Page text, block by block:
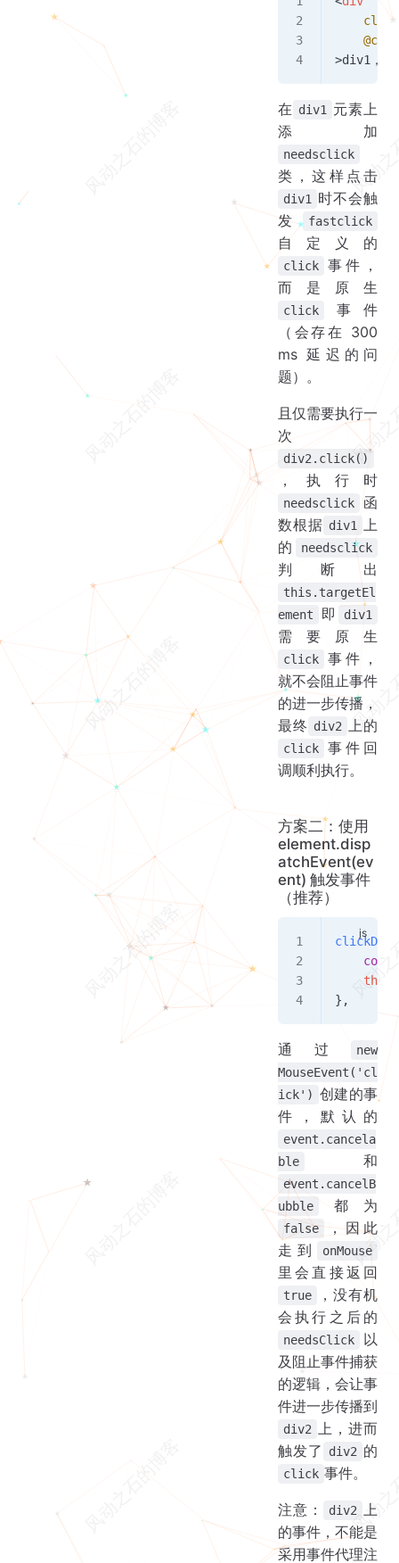
    class
>div1，
在 div1 元素上
添加
needsclick
类，这样点击
div1 时不会触
发 fastclick
自定义的
click
事件，
而是原生
click
事件
（会存在 300
ms 延迟的问
题）。
且仅需要执行一
次
div2.click()
，执行时
needsclick
函
数根据 div1 上
的
needsclick
判断出
this.targetEl
ement
即 div1
需要原生
click
事件，
就不会阻止事件
的进一步传播，
最终 div2 上的
click
事件回
调顺利执行。
方案二：使用
element.disp
atchEvent(ev
ent) 触发事件
（推荐）
clickDiv1
    const
    this
},
通过
new
MouseEvent('cl
ick') 创建的事
件，默认的
event.cancela
ble
和
event.cancelB
ubble
都为
false
，因此
走到
onMouse
里会直接返回
true
，没有机
会执行之后的
needsClick
以
及阻止事件捕获
的逻辑，会让事
件进一步传播到
div2 上，进而
触发了
div2 的
click 事件。
注意： div2 上
的事件，不能是
采用事件代理注